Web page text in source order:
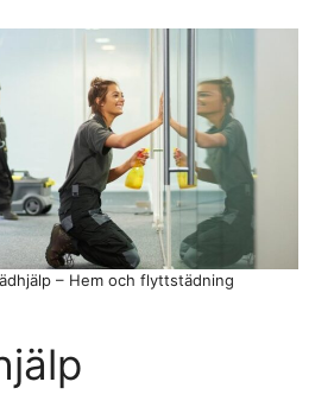
– Hem och flyttstädning